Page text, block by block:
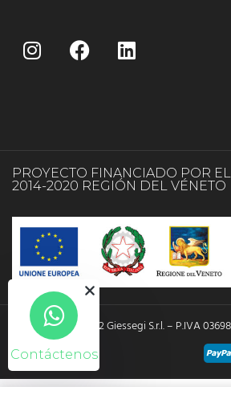
Contáctenos
PROYECTO FINANCIADO POR
2014-2020 REGIÓN DEL VÉNETO
Copyright © 2022 Giessegi S.r.l. – P.IVA